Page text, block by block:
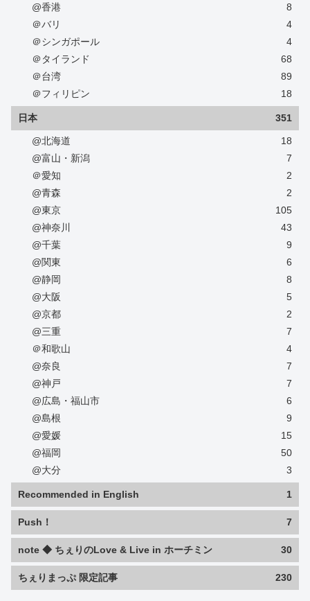
@香港
8
＠バリ
4
＠シンガポール
4
＠タイランド
68
＠台湾
89
＠フィリピン
18
日本 351
@北海道
18
@富山・新潟
7
＠愛知
2
@青森
2
@東京
105
@神奈川
43
@千葉
9
@関東
6
@静岡
8
@大阪
5
@京都
2
@三重
7
＠和歌山
4
@奈良
7
@神戸
7
@広島・福山市
6
@島根
9
@愛媛
15
@福岡
50
@大分
3
Recommended in English 1
Push！ 7
note ◆ ちぇりのLove & Live in ホーチミン 30
ちぇりまっぷ 限定記事 230